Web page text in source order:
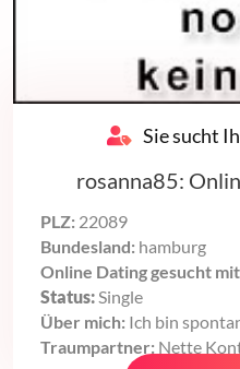
Sie sucht
rosanna85:
PLZ: 22089
Bundesland: hamburg
Online Dating gesucht
Status:Single
Über mich: Ich bin
Traumpartner: Nette